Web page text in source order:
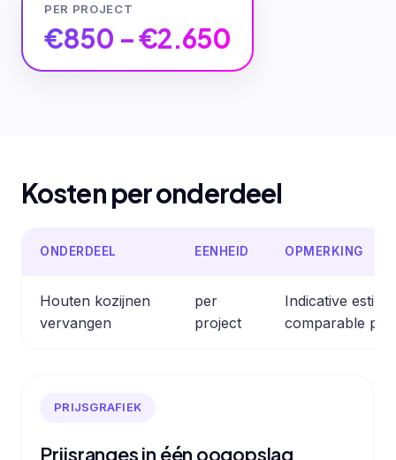
PER PROJECT
€850 – €2.650
Kosten per onderdeel
ONDERDEEL EENHEID OPMERKING
Houten kozijnen
vervangen
per
project
Indicative
comparable
PRIJSGRAFIEK
Prijsranges in één oogopslag